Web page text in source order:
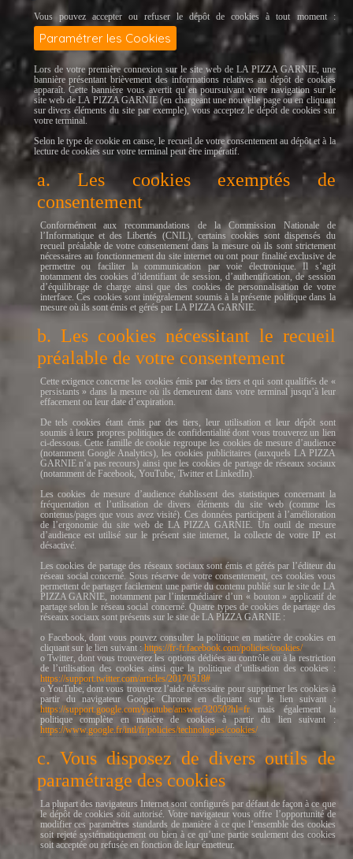
Vous pouvez accepter ou refuser le dépôt de cookies à tout moment :
Paramétrer les Cookies
Lors de votre première connexion sur le site web de LA PIZZA GARNIE, une
bannière présentant brièvement des informations relatives au dépôt de cookies
apparaît. Cette bannière vous avertit qu’en poursuivant votre navigation sur le
site web de LA PIZZA GARNIE (en chargeant une nouvelle page ou en cliquant
sur divers éléments du site par exemple), vous acceptez le dépôt de cookies sur
votre terminal.
Selon le type de cookie en cause, le recueil de votre consentement au dépôt et à la
lecture de cookies sur votre terminal peut être impératif.
a. Les cookies exemptés de
consentement
Conformément aux recommandations de la Commission Nationale de
l’Informatique et des Libertés (CNIL), certains cookies sont dispensés du
recueil préalable de votre consentement dans la mesure où ils sont strictement
nécessaires au fonctionnement du site internet ou ont pour finalité exclusive de
permettre ou faciliter la communication par voie électronique. Il s’agit
notamment des cookies d’identifiant de session, d’authentification, de session
d’équilibrage de charge ainsi que des cookies de personnalisation de votre
interface. Ces cookies sont intégralement soumis à la présente politique dans la
mesure où ils sont émis et gérés par LA PIZZA GARNIE.
b. Les cookies nécessitant le recueil
préalable de votre consentement
Cette exigence concerne les cookies émis par des tiers et qui sont qualifiés de «
persistants » dans la mesure où ils demeurent dans votre terminal jusqu’à leur
effacement ou leur date d’expiration.
De tels cookies étant émis par des tiers, leur utilisation et leur dépôt sont
soumis à leurs propres politiques de confidentialité dont vous trouverez un lien
ci-dessous. Cette famille de cookie regroupe les cookies de mesure d’audience
(notamment Google Analytics), les cookies publicitaires (auxquels LA PIZZA
GARNIE n’a pas recours) ainsi que les cookies de partage de réseaux sociaux
(notamment de Facebook, YouTube, Twitter et LinkedIn).
Les cookies de mesure d’audience établissent des statistiques concernant la
fréquentation et l’utilisation de divers éléments du site web (comme les
contenus/pages que vous avez visité). Ces données participent à l’amélioration
de l’ergonomie du site web de LA PIZZA GARNIE. Un outil de mesure
d’audience est utilisé sur le présent site internet, la collecte de votre IP est
désactivé.
Les cookies de partage des réseaux sociaux sont émis et gérés par l’éditeur du
réseau social concerné. Sous réserve de votre consentement, ces cookies vous
permettent de partager facilement une partie du contenu publié sur le site de LA
PIZZA GARNIE, notamment par l’intermédiaire d’un « bouton » applicatif de
partage selon le réseau social concerné. Quatre types de cookies de partage des
réseaux sociaux sont présents sur le site de LA PIZZA GARNIE :
o Facebook, dont vous pouvez consulter la politique en matière de cookies en
cliquant sur le lien suivant : https://fr-fr.facebook.com/policies/cookies/
o Twitter, dont vous trouverez les options dédiées au contrôle ou à la restriction
de l’utilisation des cookies ainsi que la politique d’utilisation des cookies :
https://support.twitter.com/articles/20170518#
o YouTube, dont vous trouverez l’aide nécessaire pour supprimer les cookies à
partir du navigateur Google Chrome en cliquant sur le lien suivant :
https://support.google.com/youtube/answer/32050?hl=frmais également la
politique complète en matière de cookies à partir du lien suivant :
https://www.google.fr/intl/fr/policies/technologies/cookies/
c. Vous disposez de divers outils de
paramétrage des cookies
La plupart des navigateurs Internet sont configurés par défaut de façon à ce que
le dépôt de cookies soit autorisé. Votre navigateur vous offre l’opportunité de
modifier ces paramètres standards de manière à ce que l’ensemble des cookies
soit rejeté systématiquement ou bien à ce qu’une partie seulement des cookies
soit acceptée ou refusée en fonction de leur émetteur.